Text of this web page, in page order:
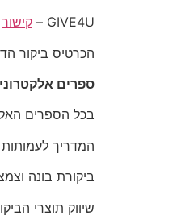
GIVE4U –
קישור
הכרטיס ביקור
ספרים
בכל הספרים
המדריך לעמותות
ביקורת בונה
שיווק תוצרי